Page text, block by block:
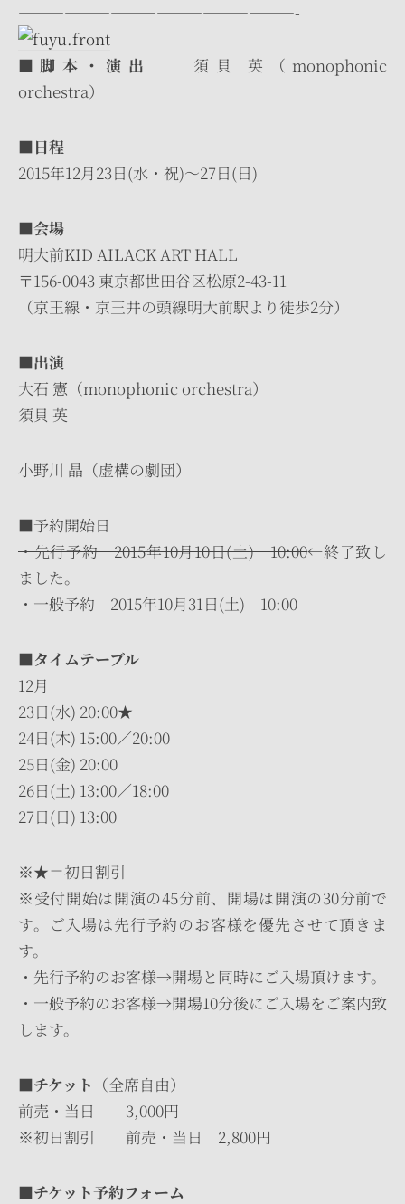
——————————————————-
■脚本・演出
須貝 英（monophonic
orchestra）
■日程
2015年12月23日(水・祝)～27日(日)
■会場
明大前KID AILACK ART HALL
〒156-0043 東京都世田谷区松原2-43-11
（京王線・京王井の頭線明大前駅より徒歩2分）
■出演
大石 憲（monophonic orchestra）
須貝 英
小野川 晶（虚構の劇団）
■予約開始日
・先行予約 2015年10月10日(土) 10:00←終了致し
ました。
・一般予約 2015年10月31日(土) 10:00
■タイムテーブル
12月
23日(水) 20:00★
24日(木) 15:00／20:00
25日(金) 20:00
26日(土) 13:00／18:00
27日(日) 13:00
※★＝初日割引
※受付開始は開演の45分前、開場は開演の30分前で
す。ご入場は先行予約のお客様を優先させて頂きま
す。
・先行予約のお客様→開場と同時にご入場頂けます。
・一般予約のお客様→開場10分後にご入場をご案内致
します。
■チケット （全席自由）
前売・当日 3,000円
※初日割引 前売・当日 2,800円
■チケット予約フォーム